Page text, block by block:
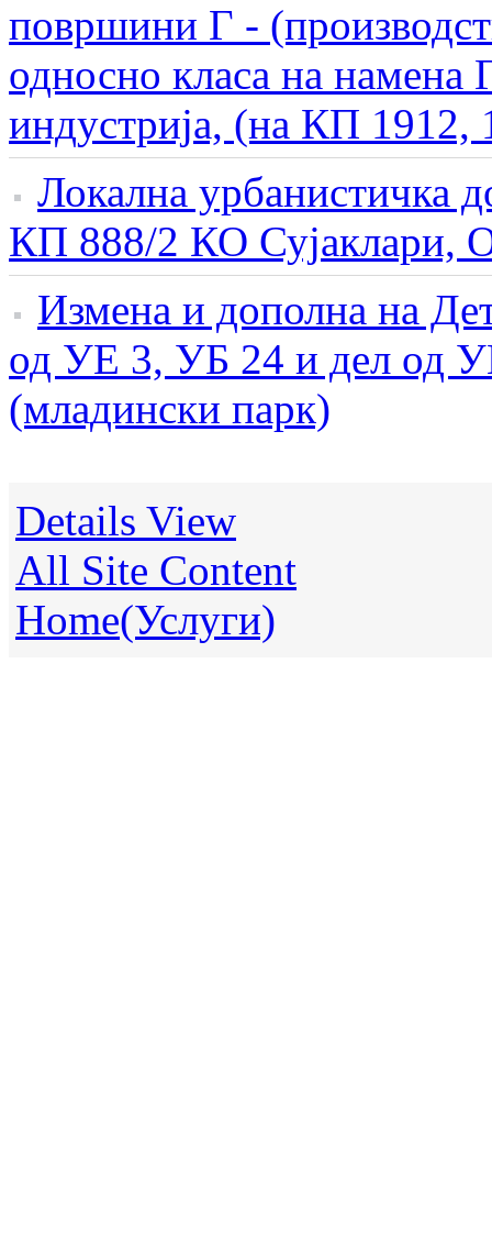
површини Г -
односно класа на намена
индустрија, (на КП 1912,
Локална урбанистичка
КП 888/2 КО Сујаклари,
Измена и дополна на
од УЕ 3, УБ 24 и дел од
(младински парк)
Details View
All Site Content
Home(Услуги)